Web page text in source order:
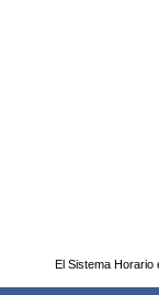
El Sistema